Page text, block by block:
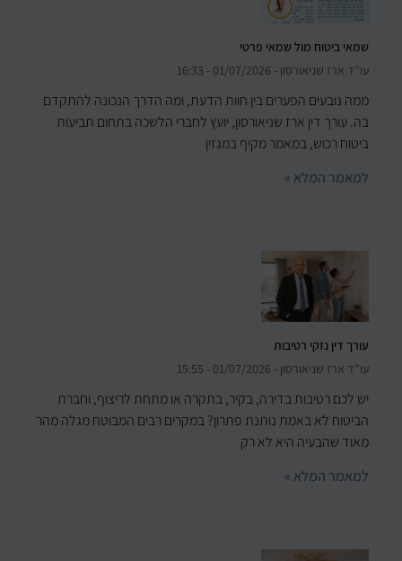
שמאי ביטוח מול שמאי פרטי
עו"ד ארז שניאורסון
ממה נובעים הפערים בין חוות הדעת, ומה הדרך הנכונה להתקדם
בה. עורך דין ארז שניאורסון, יועץ לחברי הלשכה בתחום תביעות
ביטוח רכוש, במאמר מקיף במגזין
למאמר המלא »
עורך דין נזקי רטיבות
עו"ד ארז שניאורסון
יש לכם רטיבות בדירה, בקיר, בתקרה או מתחת לריצוף, וחברת
הביטוח לא באמת נותנת פתרון? במקרים רבים המבוטח מגלה מהר
מאוד שהבעיה היא לא רק
למאמר המלא »